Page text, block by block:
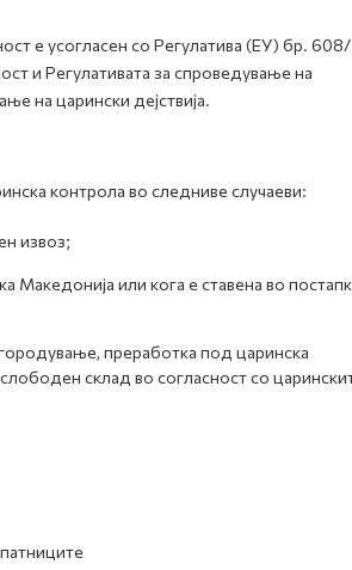
е усогласен со Регулатива (ЕУ) бр.
и Регулативата за спроведување на
на царински дејствија.
контрола во следниве случаеви:
извоз;
Македонија или кога е ставена во
преработка под царинска
склад во согласност со